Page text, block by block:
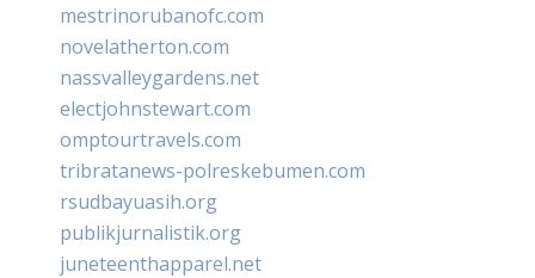
mestrinorubanofc.com
novelatherton.com
nassvalleygardens.net
electjohnstewart.com
omptourtravels.com
tribratanews-polreskebumen.com
rsudbayuasih.org
publikjurnalistik.org
juneteenthapparel.net